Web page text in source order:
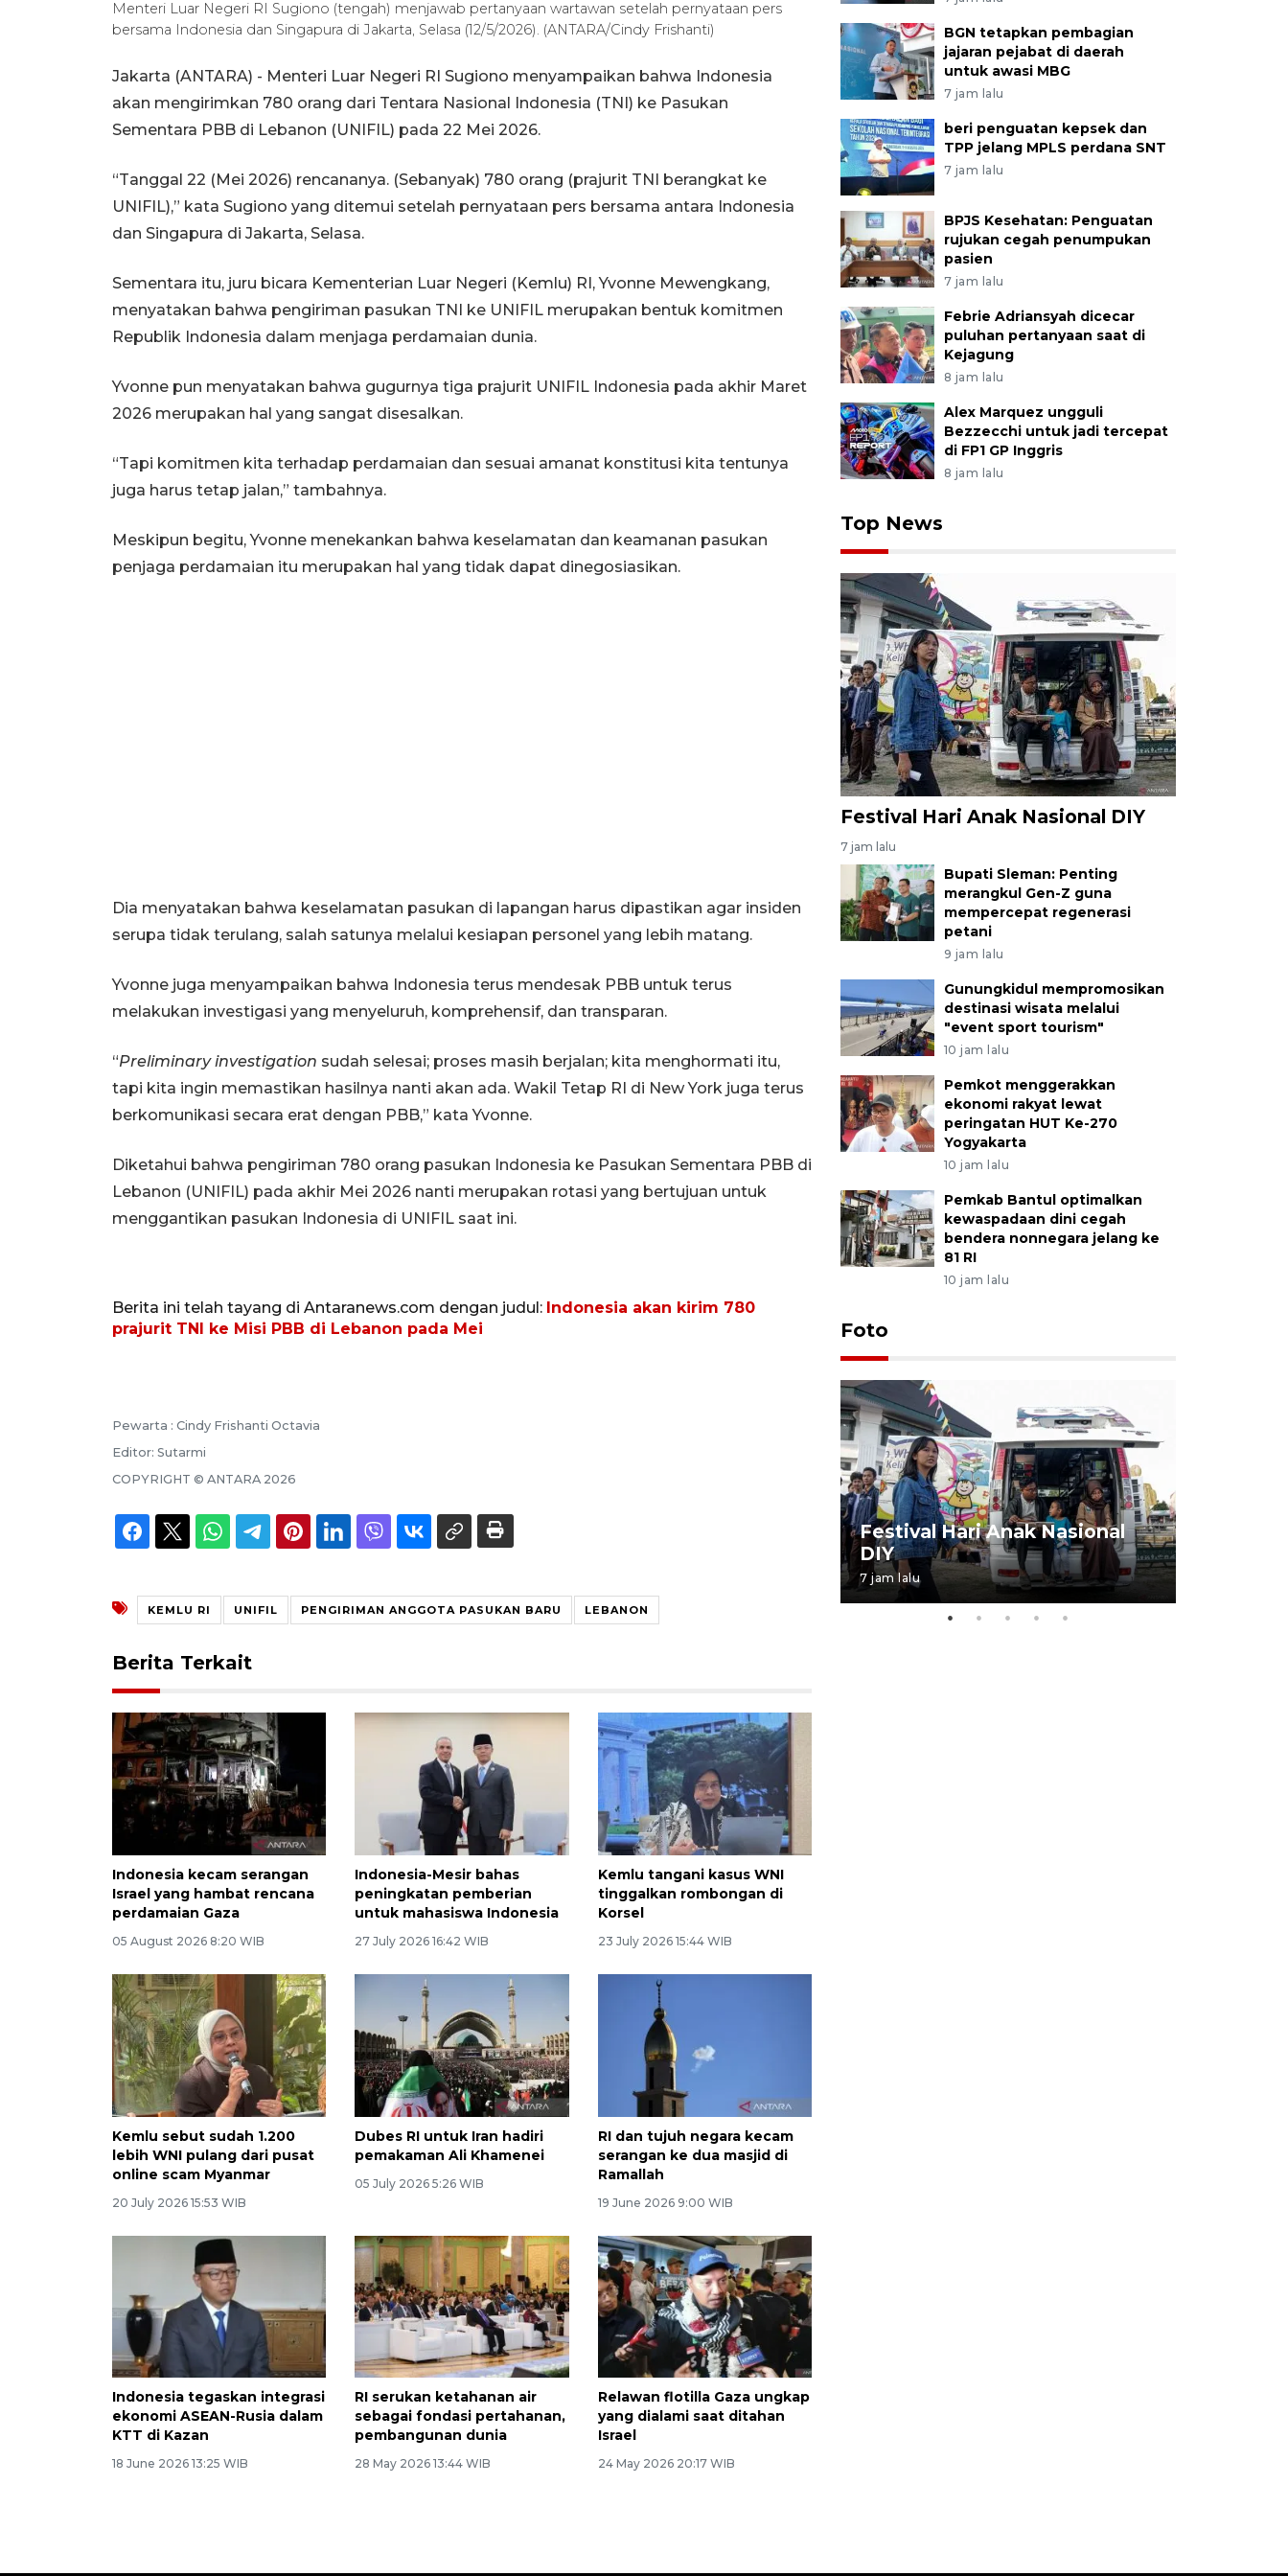
Menteri Luar Negeri RI Sugiono (tengah) menjawab pertanyaan wartawan setelah pernyataan pers
bersama Indonesia dan Singapura di Jakarta, Selasa (12/5/2026). (ANTARA/Cindy Frishanti)
Jakarta (ANTARA) - Menteri Luar Negeri RI Sugiono menyampaikan bahwa Indonesia
akan mengirimkan 780 orang dari Tentara Nasional Indonesia (TNI) ke Pasukan
Sementara PBB di Lebanon (UNIFIL) pada 22 Mei 2026.
“Tanggal 22 (Mei 2026) rencananya. (Sebanyak) 780 orang (prajurit TNI berangkat ke
UNIFIL),” kata Sugiono yang ditemui setelah pernyataan pers bersama antara Indonesia
dan Singapura di Jakarta, Selasa.
Sementara itu, juru bicara Kementerian Luar Negeri (Kemlu) RI, Yvonne Mewengkang,
menyatakan bahwa pengiriman pasukan TNI ke UNIFIL merupakan bentuk komitmen
Republik Indonesia dalam menjaga perdamaian dunia.
Yvonne pun menyatakan bahwa gugurnya tiga prajurit UNIFIL Indonesia pada akhir Maret
2026 merupakan hal yang sangat disesalkan.
“Tapi komitmen kita terhadap perdamaian dan sesuai amanat konstitusi kita tentunya
juga harus tetap jalan,” tambahnya.
Meskipun begitu, Yvonne menekankan bahwa keselamatan dan keamanan pasukan
penjaga perdamaian itu merupakan hal yang tidak dapat dinegosiasikan.
Dia menyatakan bahwa keselamatan pasukan di lapangan harus dipastikan agar insiden
serupa tidak terulang, salah satunya melalui kesiapan personel yang lebih matang.
Yvonne juga menyampaikan bahwa Indonesia terus mendesak PBB untuk terus
melakukan investigasi yang menyeluruh, komprehensif, dan transparan.
“Preliminary investigation sudah selesai; proses masih berjalan; kita menghormati itu,
tapi kita ingin memastikan hasilnya nanti akan ada. Wakil Tetap RI di New York juga terus
berkomunikasi secara erat dengan PBB,” kata Yvonne.
Diketahui bahwa pengiriman 780 orang pasukan Indonesia ke Pasukan Sementara PBB di
Lebanon (UNIFIL) pada akhir Mei 2026 nanti merupakan rotasi yang bertujuan untuk
menggantikan pasukan Indonesia di UNIFIL saat ini.
Berita ini telah tayang di Antaranews.com dengan judul: Indonesia akan kirim 780
prajurit TNI ke Misi PBB di Lebanon pada Mei
Pewarta : Cindy Frishanti Octavia
Editor: Sutarmi
COPYRIGHT © ANTARA 2026
KEMLU RI UNIFIL PENGIRIMAN ANGGOTA PASUKAN BARU LEBANON
Berita Terkait
Indonesia kecam serangan
Israel yang hambat rencana
perdamaian Gaza
05 August 2026 8:20 WIB
Indonesia-Mesir bahas
peningkatan pemberian
untuk mahasiswa Indonesia
27 July 2026 16:42 WIB
Kemlu tangani kasus WNI
tinggalkan rombongan di
Korsel
23 July 2026 15:44 WIB
Kemlu sebut sudah 1.200
lebih WNI pulang dari pusat
online scam Myanmar
20 July 2026 15:53 WIB
Dubes RI untuk Iran hadiri
pemakaman Ali Khamenei
05 July 2026 5:26 WIB
RI dan tujuh negara kecam
serangan ke dua masjid di
Ramallah
19 June 2026 9:00 WIB
Indonesia tegaskan integrasi
ekonomi ASEAN-Rusia dalam
KTT di Kazan
18 June 2026 13:25 WIB
RI serukan ketahanan air
sebagai fondasi pertahanan,
pembangunan dunia
28 May 2026 13:44 WIB
Relawan flotilla Gaza ungkap
yang dialami saat ditahan
Israel
24 May 2026 20:17 WIB
BGN tetapkan pembagian
jajaran pejabat di daerah
untuk awasi MBG
7 jam lalu
beri penguatan kepsek dan
TPP jelang MPLS perdana SNT
7 jam lalu
BPJS Kesehatan: Penguatan
rujukan cegah penumpukan
pasien
7 jam lalu
Febrie Adriansyah dicecar
puluhan pertanyaan saat di
Kejagung
8 jam lalu
Alex Marquez ungguli
Bezzecchi untuk jadi tercepat
di FP1 GP Inggris
8 jam lalu
Top News
Festival Hari Anak Nasional DIY
7 jam lalu
Bupati Sleman: Penting
merangkul Gen-Z guna
mempercepat regenerasi
petani
9 jam lalu
Gunungkidul mempromosikan
destinasi wisata melalui
"event sport tourism"
10 jam lalu
Pemkot menggerakkan
ekonomi rakyat lewat
peringatan HUT Ke-270
Yogyakarta
10 jam lalu
Pemkab Bantul optimalkan
kewaspadaan dini cegah
bendera nonnegara jelang ke
81 RI
10 jam lalu
Foto
Festival Hari Anak Nasional
DIY
7 jam lalu